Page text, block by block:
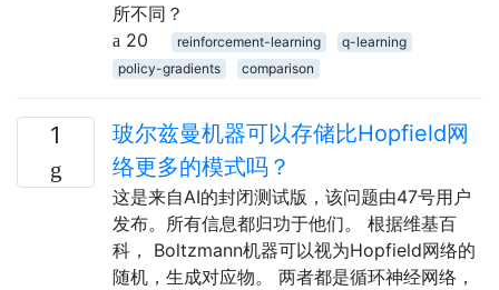
所不同？
20
reinforcement-learning
q-learning
policy-gradients
comparison
1
玻尔兹曼机器可以存储比Hopfield网
络更多的模式吗？
这是来自AI的封闭测试版，该问题由47号用户
发布。所有信息都归功于他们。 根据维基百
科， Boltzmann机器可以视为Hopfield网络的
随机，生成对应物。 两者都是循环神经网络，